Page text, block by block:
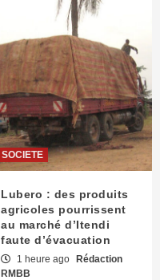
SOCIETE
Lubero : des produits
agricoles pourrissent
au marché d’Itendi
faute d’évacuation
1 heure ago Rédaction
RMBB